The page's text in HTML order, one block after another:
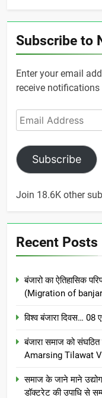
Subscribe to
Enter your email
receive
Email
Address
Subscribe
Join 18.6K other
Recent Posts
बंजारो का ऐतिहासिक
(Migration of
विश्व बंजारा दिवस… 08
बंजारा समाज को
Amarsing Tilawat
समाज के जाने माने
डॉक्टरेट की उपाधि से